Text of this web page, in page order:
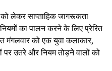
लेकर साप्ताहिक जागरूकता
का पालन करने के लिए प्रेरित
मंगलवार को एक युवा कलाकार,
उतरे और नियम तोड़ने वालों को